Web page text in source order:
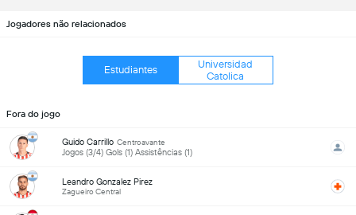
Jogadores não relacionados
Estudiantes
Universidad
Catolica
Fora do jogo
Guido Carrillo Centroavante
Jogos (3/4) Gols (1) Assistências (1)
Leandro Gonzalez Pirez
Zagueiro Central